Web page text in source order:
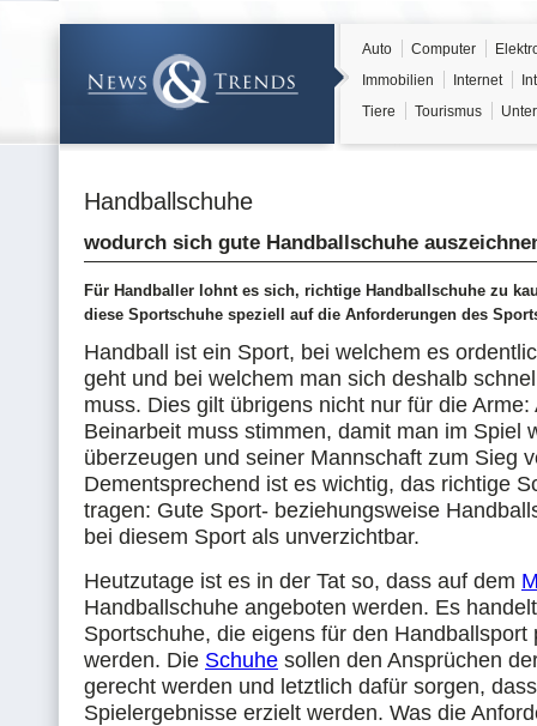
Auto Computer
Immobilien
Internet
Tiere
Tourismus
Handballschuhe
wodurch sich gute Handballschuhe
Für Handballer lohnt es sich, richtige Handballschuhe zu
diese Sportschuhe speziell auf die Anforderungen des
Handball ist ein Sport, bei welchem es
geht und bei welchem man sich deshalb
muss. Dies gilt übrigens nicht nur für die Arme:
Beinarbeit muss stimmen, damit man im Spiel
überzeugen und seiner Mannschaft zum Sieg
Dementsprechend ist es wichtig, das richtige
tragen: Gute Sport- beziehungsweise
bei diesem Sport als unverzichtbar.
Heutzutage ist es in der Tat so, dass auf dem
Handballschuhe angeboten werden. Es
Sportschuhe, die eigens für den Handballsport
werden. Die Schuhe sollen den Ansprüchen
gerecht werden und letztlich dafür sorgen,
Spielergebnisse erzielt werden. Was die